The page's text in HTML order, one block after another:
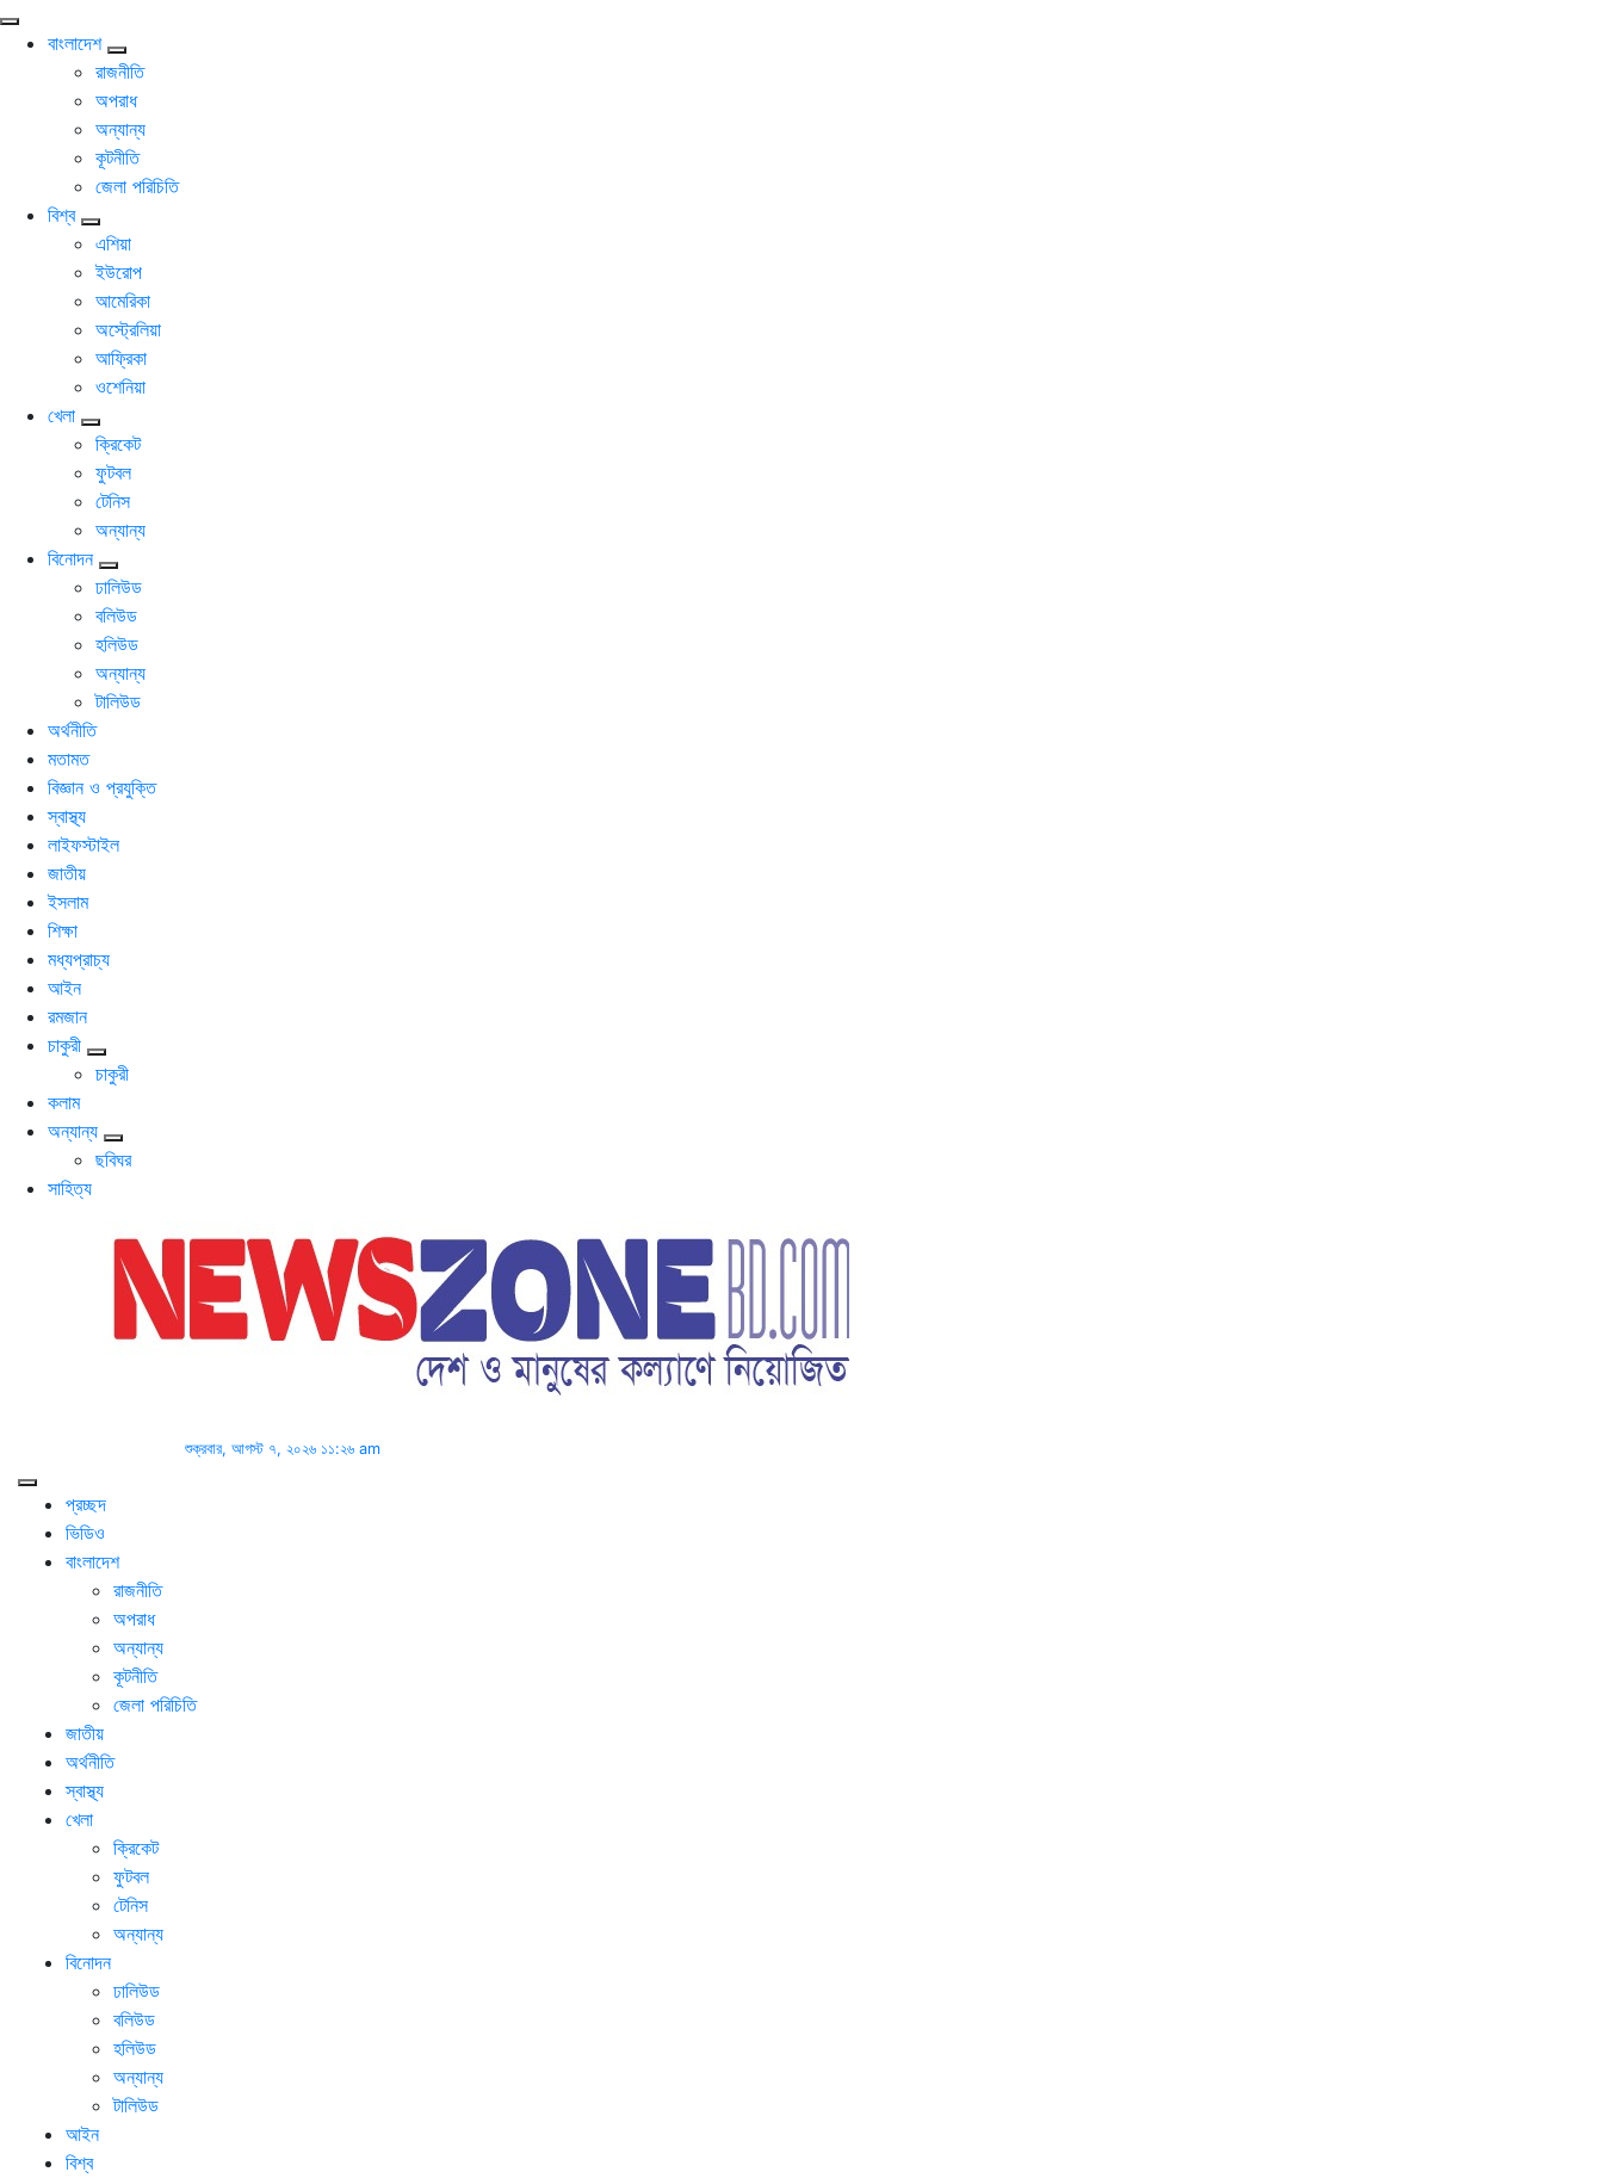
বাংলাদেশ
রাজনীতি
অপরাধ
অন্যান্য
কূটনীতি
জেলা পরিচিতি
বিশ্ব
এশিয়া
ইউরোপ
আমেরিকা
অস্ট্রেলিয়া
আফ্রিকা
ওশেনিয়া
খেলা
ক্রিকেট
ফুটবল
টেনিস
অন্যান্য
বিনোদন
ঢালিউড
বলিউড
হলিউড
অন্যান্য
টালিউড
অর্থনীতি
মতামত
বিজ্ঞান ও প্রযুক্তি
স্বাস্থ্য
লাইফস্টাইল
জাতীয়
ইসলাম
শিক্ষা
মধ্যপ্রাচ্য
আইন
রমজান
চাকুরী
চাকুরী
কলাম
অন্যান্য
ছবিঘর
সাহিত্য
শুক্রবার, আগস্ট ৭, ২০২৬ ১১:২৬ am
প্রচ্ছদ
ভিডিও
বাংলাদেশ
রাজনীতি
অপরাধ
অন্যান্য
কূটনীতি
জেলা পরিচিতি
জাতীয়
অর্থনীতি
স্বাস্থ্য
খেলা
ক্রিকেট
ফুটবল
টেনিস
অন্যান্য
বিনোদন
ঢালিউড
বলিউড
হলিউড
অন্যান্য
টালিউড
আইন
বিশ্ব